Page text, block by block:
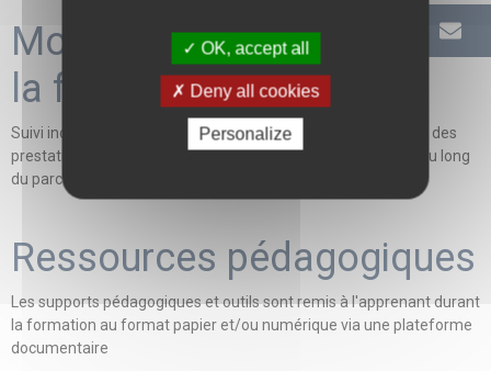
Modalités d'évaluation de
la formation
Suivi individualisé des apprenants - Evaluation personnalisée des
prestations orales - Définition des axes de progression tout au long
du parcours pédagogique
Ressources pédagogiques
Les supports pédagogiques et outils sont remis à l'apprenant durant
la formation au format papier et/ou numérique via une plateforme
documentaire
OK, accept all
Deny all cookies
Personalize